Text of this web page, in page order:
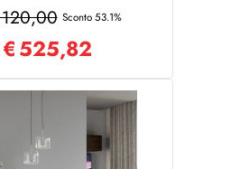
Sconto 53.1%
€525,82